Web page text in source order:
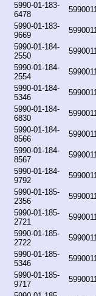
5990-01-183-
6478
5990-01-183-
9669
5990-01-184-
2550
5990-01-184-
2554
5990-01-184-
5346
5990-01-184-
6830
5990-01-184-
8566
5990-01-184-
8567
5990-01-184-
9792
5990-01-185-
2356
5990-01-185-
2721
5990-01-185-
2722
5990-01-185-
5346
5990-01-185-
9717